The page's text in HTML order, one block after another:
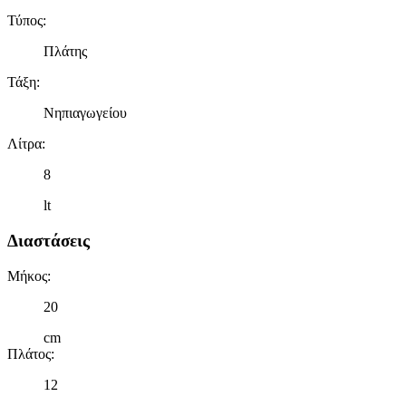
δικτύωσης, διαφημίσεων και ανάλυσης.
Τύπος:
Πλάτης
Τάξη:
Νηπιαγωγείου
Λίτρα:
8
lt
Διαστάσεις
Μήκος:
20
cm
Πλάτος:
12